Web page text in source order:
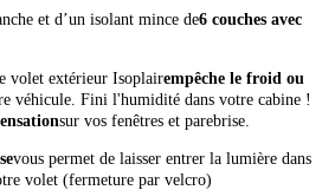
et d’un isolant mince de6 couches avec
volet extérieur Isoplairempêche le froid ou
véhicule. Fini l'humidité dans votre cabine !
sur vos fenêtres et parebrise.
vous permet de laisser entrer la lumière dans
volet (fermeture par velcro)